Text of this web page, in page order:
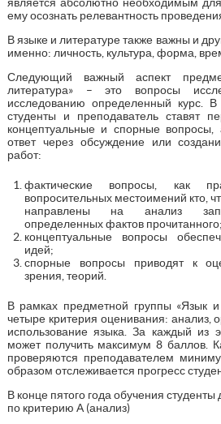
ему осознать релевантность
В языке и литературе также важны и
именно: личность, культура, форма,
Следующий важный аспект
литература» – это вопросы
исследованию определенный курс.
студенты и преподаватель ставят
концептуальные и спорные
ответ через обсуждение или
работ:
фактические вопросы, как
вопросительных местоимений кто,
направлены на анализ
определенных фактов прочитанного;
концептуальные вопросы
идей;
спорные вопросы приводят к
зрения, теорий.
В рамках предметной группы «Язык и
четыре критерия оценивания: анализ,
использование языка. За каждый из
может получить максимум 8 баллов.
проверяются преподавателем
образом отслеживается прогресс
В конце пятого года обучения
по критерию А (анализ)